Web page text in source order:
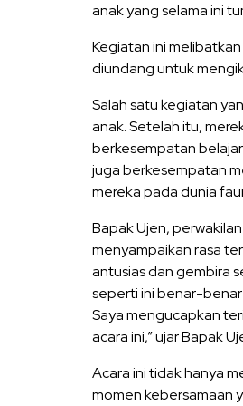
anak yang selama ini
Kegiatan ini
diundang untuk
Salah satu kegiatan
anak. Setelah itu,
berkesempatan
juga berkesempatan
mereka pada dunia
Bapak Ujen,
menyampaikan rasa
antusias dan gembira
seperti ini benar-benar
Saya mengucapkan
acara ini,” ujar Bapak
Acara ini tidak hanya
momen kebersamaan